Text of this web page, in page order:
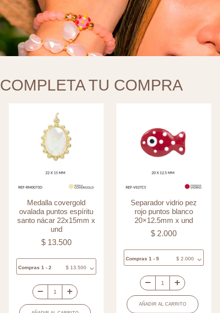
COMPLETA TU COMPRA
Medalla covergold
ovalada puntos espíritu
santo nácar 22x15mm x
und
$13.500
Compras 1 - 2 $13.500
Medalla
covergold
Separador vidrio pez
rojo puntos blanco
20×12.5mm x und
$ 2.000
Compras 1 - 5 $2.000
Separador
vidrio
AÑADIR AL CARRITO